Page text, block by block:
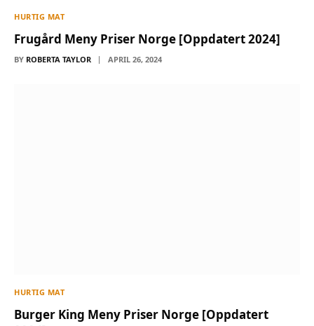
HURTIG MAT
Frugård Meny Priser Norge [Oppdatert 2024]
BY ROBERTA TAYLOR APRIL 26, 2024
HURTIG MAT
Burger King Meny Priser Norge [Oppdatert